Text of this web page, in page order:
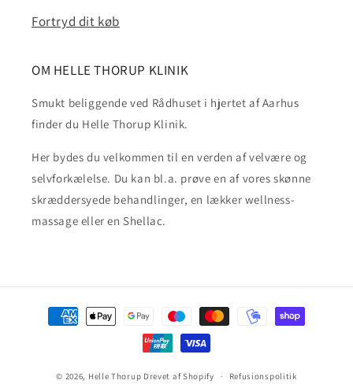
Fortryd dit køb
OM HELLE THORUP KLINIK
Smukt beliggende ved Rådhuset i hjertet af Aarhus
finder du Helle Thorup Klinik.
Her bydes du velkommen til en verden af velvære og
selvforkælelse. Du kan bl.a. prøve en af vores skønne
skræddersyede behandlinger, en lækker wellness-
massage eller en Shellac.
Betalingsmetoder
© 2026, Helle Thorup Drevet af Shopify Refusionspolitik